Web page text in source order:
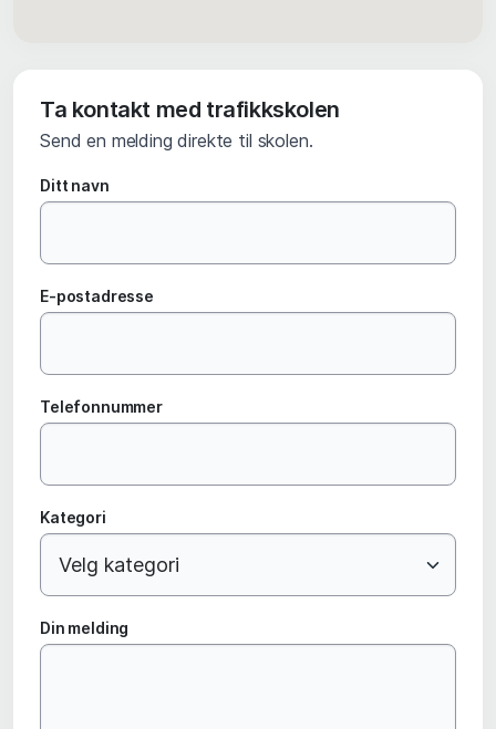
Ta kontakt med trafikkskolen
Send en melding direkte til skolen.
Ditt navn
E-postadresse
Telefonnummer
Kategori
Din melding